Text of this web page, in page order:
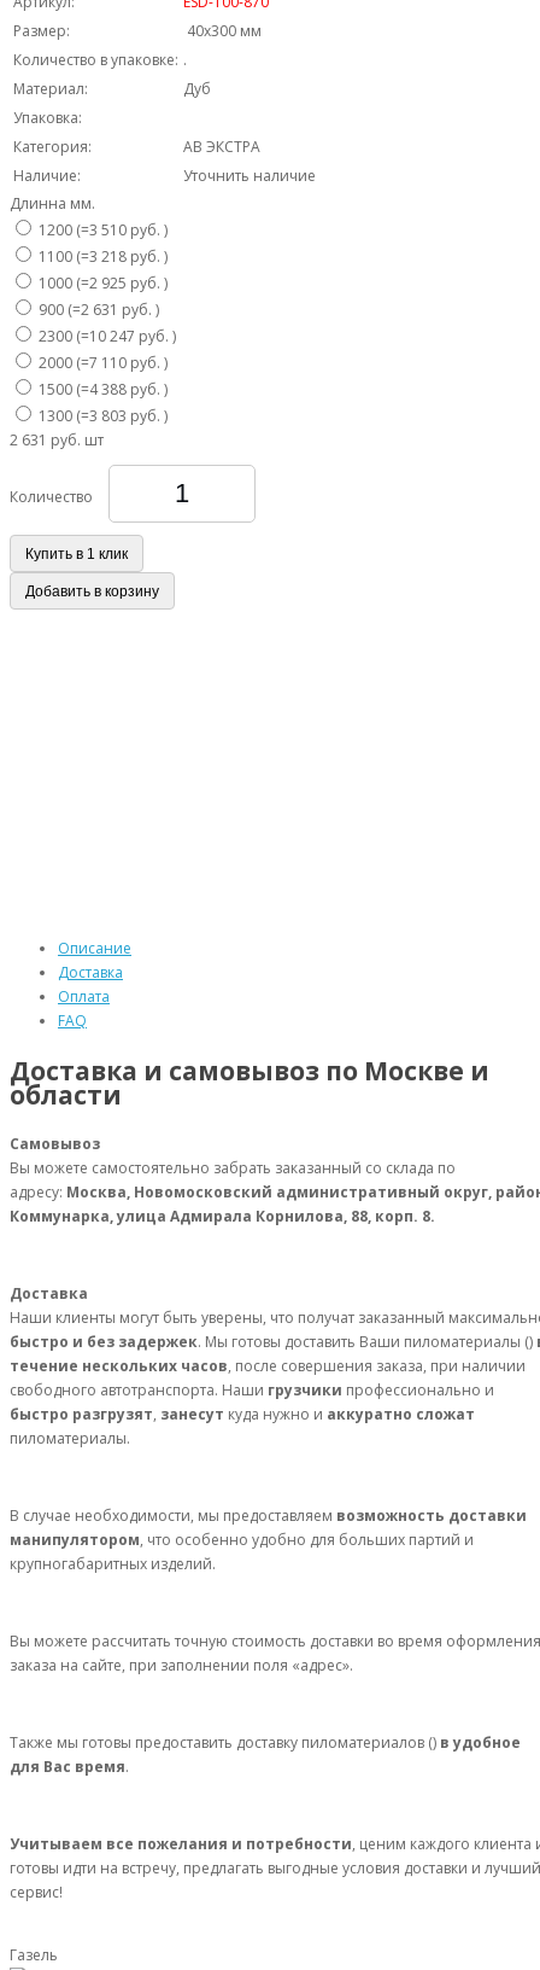
Размер:
40х300 мм
Количество в упаковке: .
Материал:
Дуб
Упаковка:
Категория:
AB ЭКСТРА
Наличие:
Уточнить наличие
Длинна мм.
1200 (=3 510 руб. )
1100 (=3 218 руб. )
1000 (=2 925 руб. )
900 (=2 631 руб. )
2300 (=10 247 руб. )
2000 (=7 110 руб. )
1500 (=4 388 руб. )
1300 (=3 803 руб. )
2 631 руб. шт
Количество
Купить в 1 клик
Добавить в корзину
Описание
Доставка
Оплата
FAQ
Доставка и самовывоз по Москве и
области
Самовывоз
Вы можете самостоятельно забрать заказанный со склада по
адресу: Москва, Новомосковский административный округ,
Коммунарка, улица Адмирала Корнилова, 88, корп. 8.
Доставка
Наши клиенты могут быть уверены, что получат заказанный
быстро и без задержек. Мы готовы доставить Ваши пиломатериалы ()
течение нескольких часов, после совершения заказа, при наличии
свободного автотранспорта. Наши грузчики профессионально и
быстро разгрузят, занесут куда нужно и аккуратно сложат
пиломатериалы.
В случае необходимости, мы предоставляем возможность доставки
манипулятором, что особенно удобно для больших партий и
крупногабаритных изделий.
Вы можете рассчитать точную стоимость доставки во время оформления
заказа на сайте, при заполнении поля «адрес».
Также мы готовы предоставить доставку пиломатериалов () в удобное
для Вас время.
Учитываем все пожелания и потребности, ценим каждого клиента
готовы идти на встречу, предлагать выгодные условия доставки и лучший
сервис!
Газель